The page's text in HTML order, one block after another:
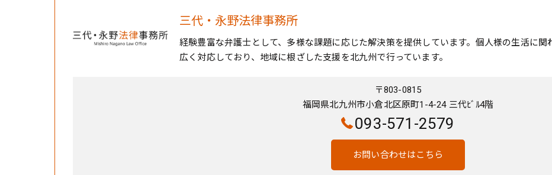
三代・永野法律事務所
経験豊富な弁護士として、多様な課題に応じた解決策を提供しています。個人様の生活に
広く対応しており、地域に根ざした支援を北九州で行っています。
〒803-0815
福岡県北九州市小倉北区原町1-4-24 三代ﾋﾞﾙ4階
093-571-2579
お問い合わせはこちら